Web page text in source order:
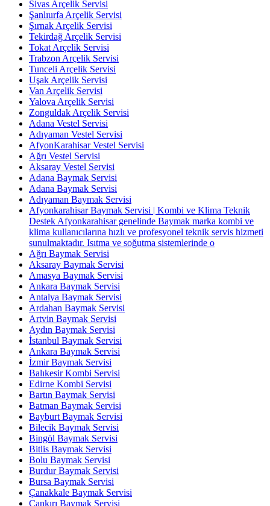
Sivas Arçelik Servisi
Şanlıurfa Arçelik Servisi
Şırnak Arçelik Servisi
Tekirdağ Arçelik Servisi
Tokat Arçelik Servisi
Trabzon Arçelik Servisi
Tunceli Arçelik Servisi
Uşak Arçelik Servisi
Van Arçelik Servisi
Yalova Arçelik Servisi
Zonguldak Arçelik Servisi
Adana Vestel Servisi
Adıyaman Vestel Servisi
AfyonKarahisar Vestel Servisi
Ağrı Vestel Servisi
Aksaray Vestel Servisi
Adana Baymak Servisi
Adana Baymak Servisi
Adıyaman Baymak Servisi
Afyonkarahisar Baymak Servisi | Kombi ve Klima Teknik
Destek Afyonkarahisar genelinde Baymak marka kombi ve
klima kullanıcılarına hızlı ve profesyonel teknik servis hizmeti
sunulmaktadır. Isıtma ve soğutma sistemlerinde o
Ağrı Baymak Servisi
Aksaray Baymak Servisi
Amasya Baymak Servisi
Ankara Baymak Servisi
Antalya Baymak Servisi
Ardahan Baymak Servisi
Artvin Baymak Servisi
Aydın Baymak Servisi
İstanbul Baymak Servisi
Ankara Baymak Servisi
İzmir Baymak Servisi
Balıkesir Kombi Servisi
Edirne Kombi Servisi
Bartın Baymak Servisi
Batman Baymak Servisi
Bayburt Baymak Servisi
Bilecik Baymak Servisi
Bingöl Baymak Servisi
Bitlis Baymak Servisi
Bolu Baymak Servisi
Burdur Baymak Servisi
Bursa Baymak Servisi
Çanakkale Baymak Servisi
Çankırı Baymak Servisi